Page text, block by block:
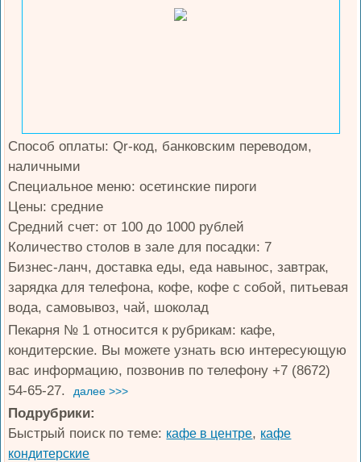
Способ оплаты: Qr-код, банковским переводом,
наличными
Специальное меню: осетинские пироги
Цены: средние
Средний счет: от 100 до 1000 рублей
Количество столов в зале для посадки: 7
Бизнес-ланч, доставка еды, еда навынос, завтрак,
зарядка для телефона, кофе, кофе с собой, питьевая
вода, самовывоз, чай, шоколад
Пекарня № 1 относится к рубрикам: кафе,
кондитерские. Вы можете узнать всю интересующую
вас информацию, позвонив по телефону +7 (8672)
54-65-27.
далее >>>
Подрубрики:
Быстрый поиск по теме: кафе в центре, кафе
кондитерские